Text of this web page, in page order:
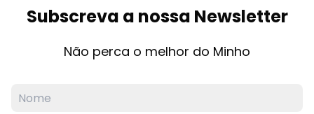
Subscreva a nossa Newsletter
Não perca o melhor do Minho